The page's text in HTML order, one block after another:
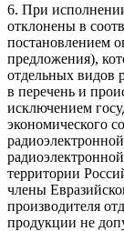
6. При
отклонены в
постановлением
предложения),
отдельных видов
в перечень и
исключением
экономического
территории
члены
производителя
продукции не